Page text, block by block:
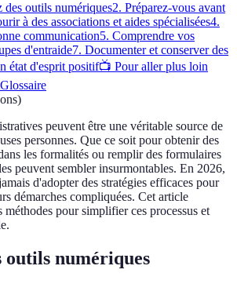
des outils numériques2. Préparez-vous avant
à des associations et aides spécialisées4.
communication5. Comprendre vos
d'entraide7. Documenter et conserver des
état d'esprit positif📺 Pour aller plus loin
Glossaire
)
peuvent être une véritable source de
personnes. Que ce soit pour obtenir des
les formalités ou remplir des formulaires
peuvent sembler insurmontables. En 2026,
d'adopter des stratégies efficaces pour
démarches compliquées. Cet article
méthodes pour simplifier ces processus et
outils numériques